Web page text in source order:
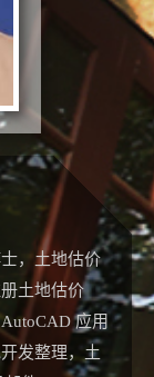
，土地估价
土地估价
应用
发整理，土